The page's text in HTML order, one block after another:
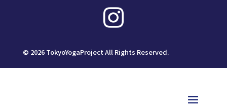

© 2026TokyoYogaProject All Rights Reserved.